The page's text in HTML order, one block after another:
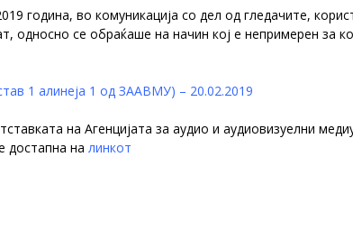
година, во комуникација со дел од гледачите,
се обраќаше на начин кој е непримерен за
1 алинеја 1 од ЗААВМУ) – 20.02.2019
на Агенцијата за аудио и аудиовизуелни
достапна на линкот